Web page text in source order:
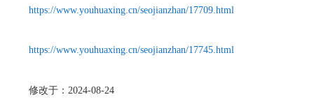
https://www.youhuaxing.cn/seojianzhan/17709.html
https://www.youhuaxing.cn/seojianzhan/17745.html
修改于：2024-08-24